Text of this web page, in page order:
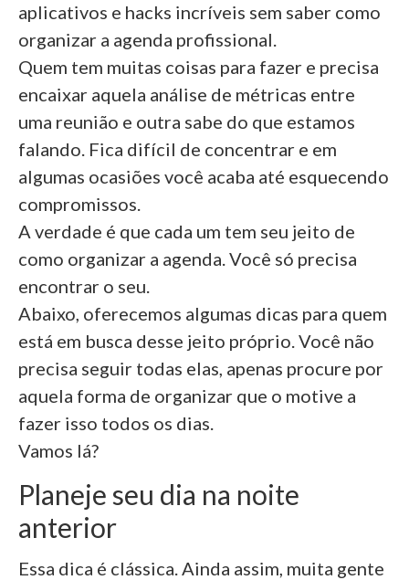
aplicativos e hacks incríveis sem saber como
organizar a agenda profissional.
Quem tem muitas coisas para fazer e precisa
encaixar aquela análise de métricas entre
uma reunião e outra sabe do que estamos
falando. Fica difícil de concentrar e em
algumas ocasiões você acaba até esquecendo
compromissos.
A verdade é que cada um tem seu jeito de
como organizar a agenda. Você só precisa
encontrar o seu.
Abaixo, oferecemos algumas dicas para quem
está em busca desse jeito próprio. Você não
precisa seguir todas elas, apenas procure por
aquela forma de organizar que o motive a
fazer isso todos os dias.
Vamos lá?
Planeje seu dia na noite
anterior
Essa dica é clássica. Ainda assim, muita gente